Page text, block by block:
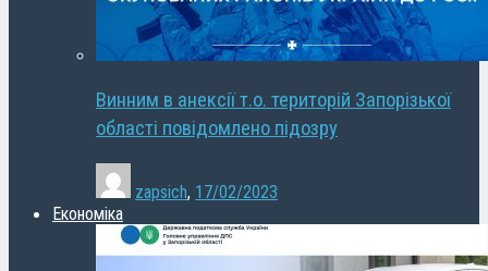
Винним в анексії т.о. територій Запорізької
області повідомлено підозру
zapsich, 17/02/2023
Економіка